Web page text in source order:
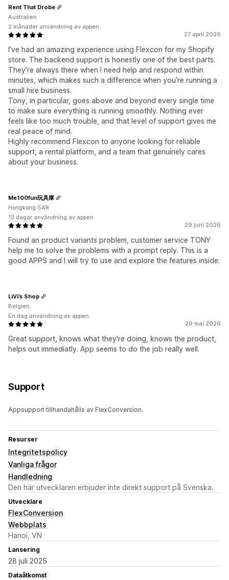
27 april 2026
I’ve had an amazing experience using Flexcon for my Shopify
store. The backend support is honestly one of the best parts.
They’re always there when I need help and respond within
minutes, which makes such a difference when you’re running a
small hire business.
Tony, in particular, goes above and beyond every single time
to make sure everything is running smoothly. Nothing ever
feels like too much trouble, and that level of support gives me
real peace of mind.
Highly recommend Flexcon to anyone looking for reliable
support, a rental platform, and a team that genuinely cares
about your business.
Rent That Drobe
Australien
2 månader användning av appen
29 juni 2026
Found an product variants problem, customer service TONY
help me to solve the problems with a prompt reply. This is a
good APPS and I will try to use and explore the features inside.
Me100fun玩具庫
Hongkong SAR
13 dagar användning av appen
29 maj 2026
Great support, knows what they're doing, knows the product,
helps out immediatly. App seems to do the job really well.
LiVi’s Shop
Belgien
En dag användning av appen
Support
Appsupport tillhandahålls av FlexConversion.
Resurser
Integritetspolicy
Vanliga frågor
Handledning
Den här utvecklaren erbjuder inte direkt support på Svenska.
Utvecklare
FlexConversion
Webbplats
Hanoi, VN
Lansering
28 juli 2025
Dataåtkomst